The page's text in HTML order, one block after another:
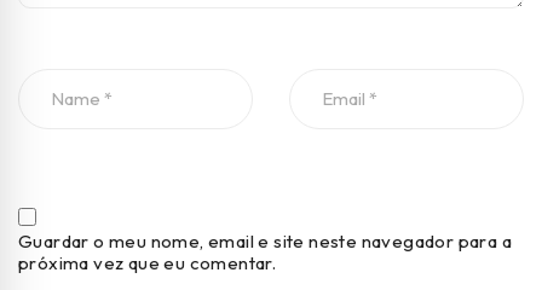
Guardar o meu nome, email e site neste navegador para a
próxima vez que eu comentar.